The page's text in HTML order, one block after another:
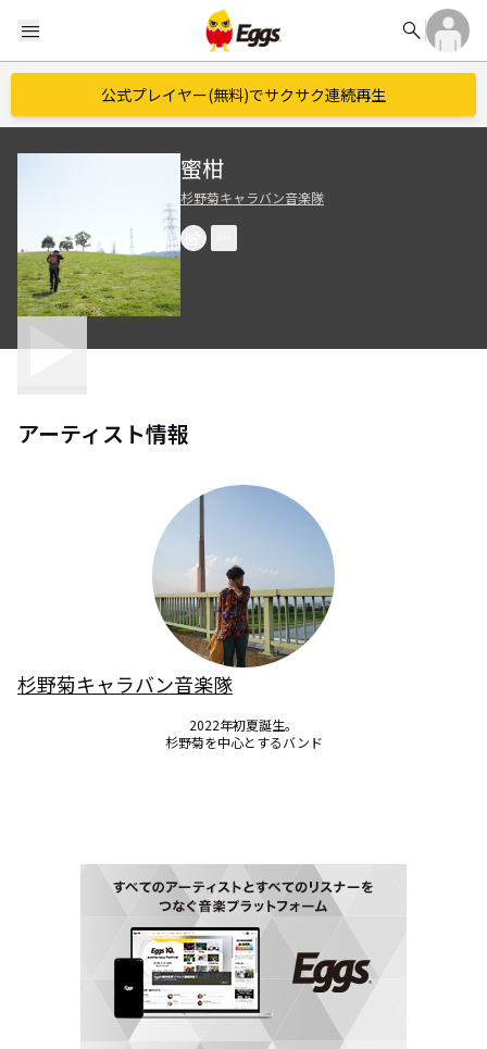
menu search
公式プレイヤー(無料)でサクサク連続再生
蜜柑
杉野菊キャラバン音楽隊
アーティスト情報
杉野菊キャラバン音楽隊
2022年初夏誕生。
杉野菊を中心とするバンド